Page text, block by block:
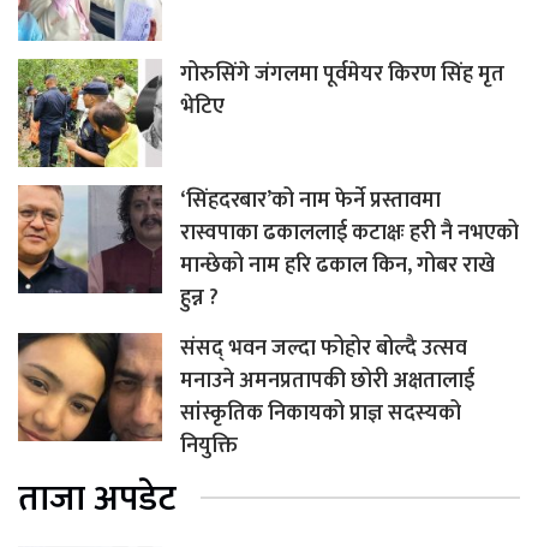
गोरुसिंगे जंगलमा पूर्वमेयर किरण सिंह मृत
भेटिए
‘सिंहदरबार’को नाम फेर्ने प्रस्तावमा
रास्वपाका ढकाललाई कटाक्षः हरी नै नभएको
मान्छेको नाम हरि ढकाल किन, गोबर राखे
हुन्न ?
संसद् भवन जल्दा फोहोर बोल्दै उत्सव
मनाउने अमनप्रतापकी छोरी अक्षतालाई
सांस्कृतिक निकायको प्राज्ञ सदस्यको
नियुक्ति
ताजा अपडेट